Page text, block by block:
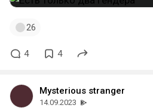
26
4 4
Mysterious stranger
14.09.2023